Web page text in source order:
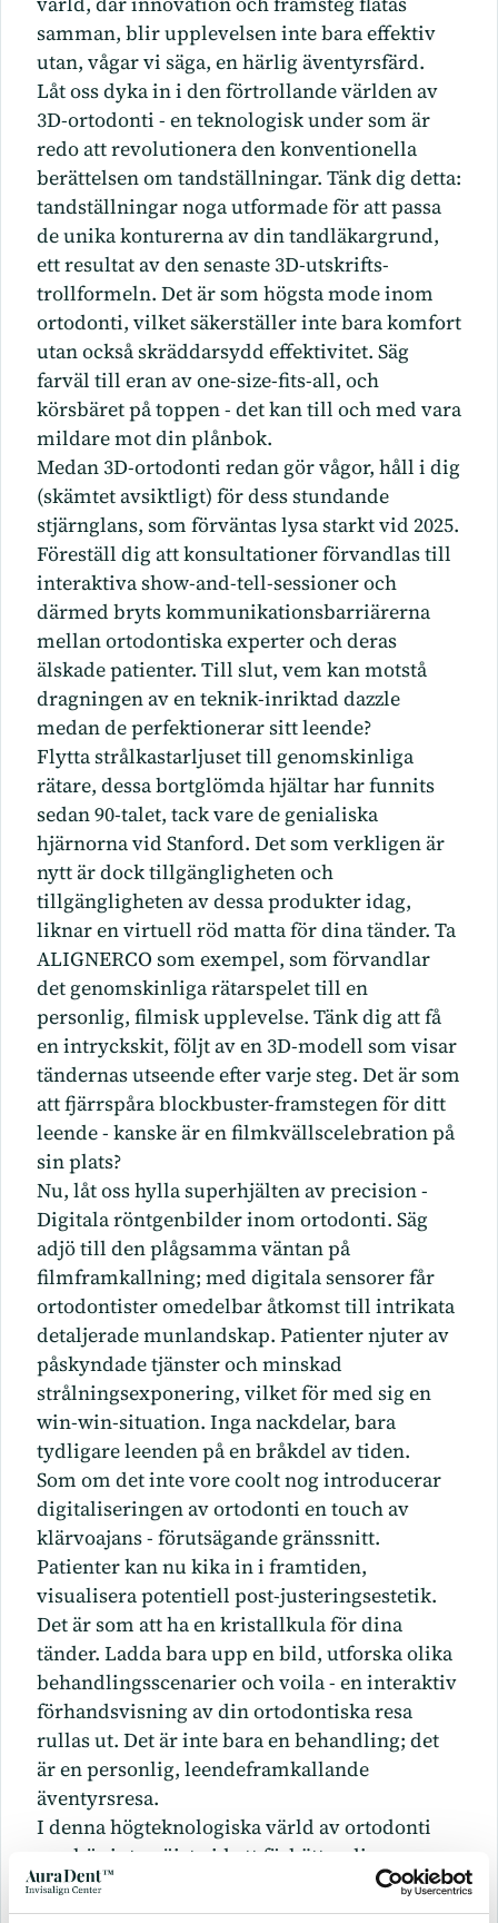
samman, blir upplevelsen inte bara effektiv
utan, vågar vi säga, en härlig äventyrsfärd.
Låt oss dyka in i den förtrollande världen av
3D-ortodonti - en teknologisk under som är
redo att revolutionera den konventionella
berättelsen om tandställningar. Tänk dig detta:
tandställningar noga utformade för att passa
de unika konturerna av din tandläkargrund,
ett resultat av den senaste 3D-utskrifts-
trollformeln. Det är som högsta mode inom
ortodonti, vilket säkerställer inte bara komfort
utan också skräddarsydd effektivitet. Säg
farväl till eran av one-size-fits-all, och
körsbäret på toppen - det kan till och med vara
mildare mot din plånbok.
Medan 3D-ortodonti redan gör vågor, håll i dig
(skämtet avsiktligt) för dess stundande
stjärnglans, som förväntas lysa starkt vid 2025.
Föreställ dig att konsultationer förvandlas till
interaktiva show-and-tell-sessioner och
därmed bryts kommunikationsbarriärerna
mellan ortodontiska experter och deras
älskade patienter. Till slut, vem kan motstå
dragningen av en teknik-inriktad dazzle
medan de perfektionerar sitt leende?
Flytta strålkastarljuset till genomskinliga
rätare, dessa bortglömda hjältar har funnits
sedan 90-talet, tack vare de genialiska
hjärnorna vid Stanford. Det som verkligen är
nytt är dock tillgängligheten och
tillgängligheten av dessa produkter idag,
liknar en virtuell röd matta för dina tänder. Ta
ALIGNERCO som exempel, som förvandlar
det genomskinliga rätarspelet till en
personlig, filmisk upplevelse. Tänk dig att få
en intryckskit, följt av en 3D-modell som visar
tändernas utseende efter varje steg. Det är som
att fjärrspåra blockbuster-framstegen för ditt
leende - kanske är en filmkvällscelebration på
sin plats?
Nu, låt oss hylla superhjälten av precision -
Digitala röntgenbilder inom ortodonti. Säg
adjö till den plågsamma väntan på
filmframkallning; med digitala sensorer får
ortodontister omedelbar åtkomst till intrikata
detaljerade munlandskap. Patienter njuter av
påskyndade tjänster och minskad
strålningsexponering, vilket för med sig en
win-win-situation. Inga nackdelar, bara
tydligare leenden på en bråkdel av tiden.
Som om det inte vore coolt nog introducerar
digitaliseringen av ortodonti en touch av
klärvoajans - förutsägande gränssnitt.
Patienter kan nu kika in i framtiden,
visualisera potentiell post-justeringsestetik.
Det är som att ha en kristallkula för dina
tänder. Ladda bara upp en bild, utforska olika
behandlingsscenarier och voila - en interaktiv
förhandsvisning av din ortodontiska resa
rullas ut. Det är inte bara en behandling; det
är en personlig, leendeframkallande
äventyrsresa.
I denna högteknologiska värld av ortodonti
upphör inte nöjet vid att förbättra dina
pärlvita tänder. Det handlar om att omfamna
en resa som är lika underhållande som den är